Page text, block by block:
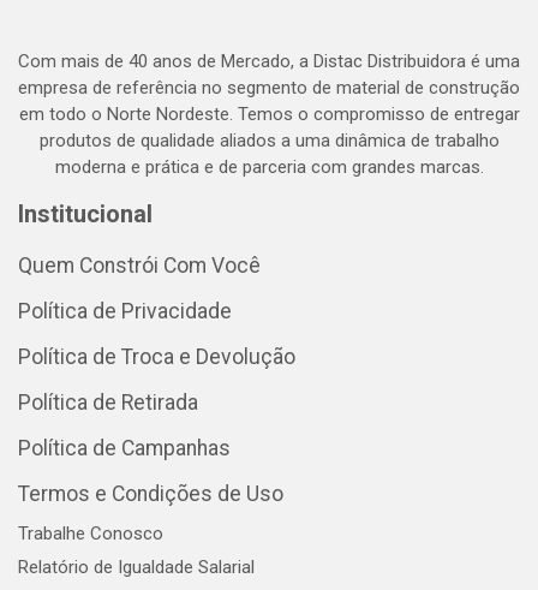
Com mais de 40 anos de Mercado, a Distac Distribuidora é uma
empresa de referência no segmento de material de construção
em todo o Norte Nordeste. Temos o compromisso de entregar
produtos de qualidade aliados a uma dinâmica de trabalho
moderna e prática e de parceria com grandes marcas.
Institucional
Quem Constrói Com Você
Política de Privacidade
Política de Troca e Devolução
Política de Retirada
Política de Campanhas
Termos e Condições de Uso
Trabalhe Conosco
Relatório de Igualdade Salarial